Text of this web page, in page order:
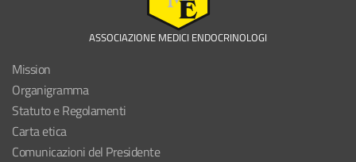
ASSOCIAZIONE MEDICI ENDOCRINOLOGI
Mission
Organigramma
Statuto e Regolamenti
Carta etica
Comunicazioni del Presidente